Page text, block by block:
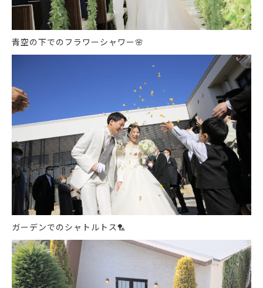
青空の下でのフラワーシャワー🌸
ガーデンでのシャトルトス🏸